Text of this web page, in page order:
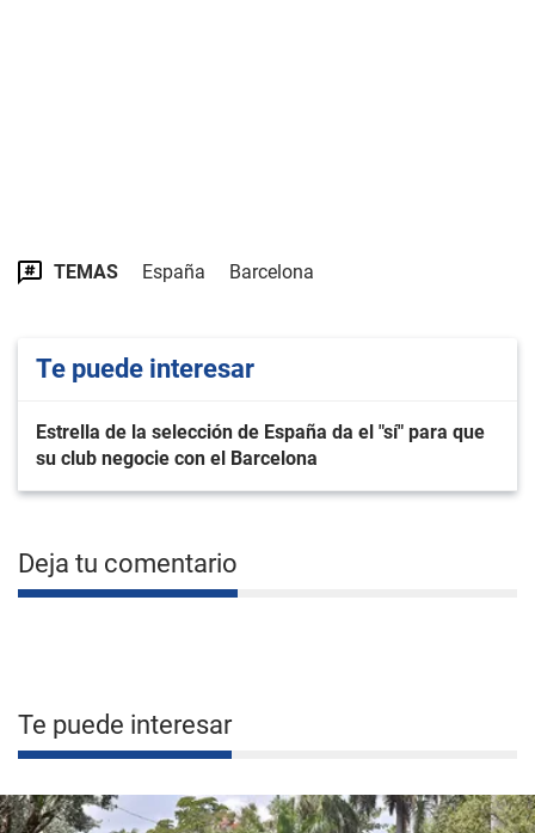
TEMAS España Barcelona
Te puede interesar
Estrella de la selección de España da el "sí" para que
su club negocie con el Barcelona
Deja tu comentario
Te puede interesar